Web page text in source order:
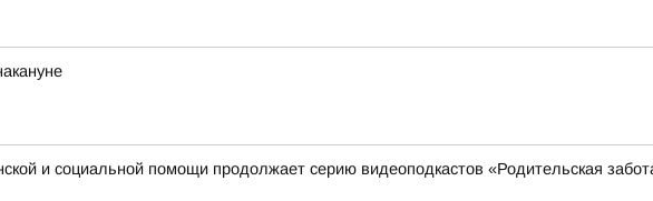
и социальной помощи продолжает серию видеоподкастов «Родительская